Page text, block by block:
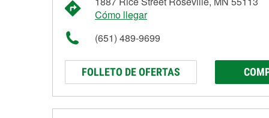
Cómo llegar
(651) 489-9699
FOLLETO DE OFERTAS